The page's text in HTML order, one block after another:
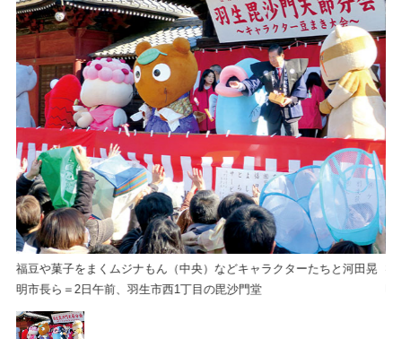
福豆や菓子をまくムジナもん（中央）などキャラクターたちと河田晃
明市長ら＝2日午前、羽生市西1丁目の毘沙門堂